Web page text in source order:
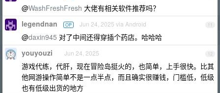
@WashFreshFresh 大佬有相关软件推荐吗？
11
legendnan OP Jun 24, 2025 via Android
@daxin945 对了中间还得穿插个药店。哈哈哈
12
youyouzi Jun 24, 2025
游戏代练，代肝，现在冒险岛挺火的，也简单，上手很快。比其
他网游操作简单不是一点半点，而且确实很赚钱，门槛低，低级
也有低级出货的地方